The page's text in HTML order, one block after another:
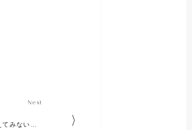
Ne xt
EarCOUTURE’s Journalを読んで未来を変えてみないか？